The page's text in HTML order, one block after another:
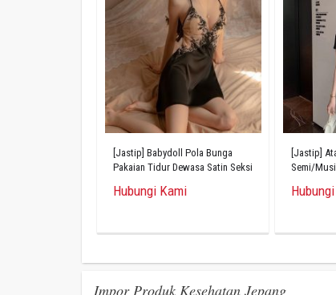
[Jastip] Babydoll Pola Bunga
Pakaian Tidur Dewasa Satin Seksi
Hubungi Kami
[Jastip]
Semi/
Impor Produk Kesehatan Jepang